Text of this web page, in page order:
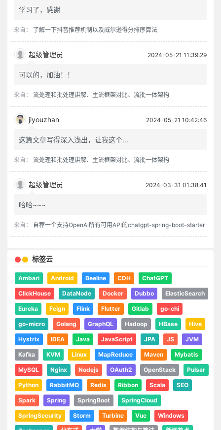
学习了，感谢
来自： 了解一下抖音推荐机制以及威尔逊得分排序算法
超级管理员 2024-05-21 11:39:29
可以的，加油！！
来自： 流处理和批处理讲解、主流框架对比、流批一体架构
jiyouzhan 2024-05-21 10:42:46
这篇文章写得深入浅出，让我这个...
来自： 流处理和批处理讲解、主流框架对比、流批一体架构
超级管理员 2024-03-31 01:38:41
哈哈~~~
来自： 自荐一个支持OpenAi所有可用API的chatgpt-spring-boot-starter
标签云
Ambari Android Beeline CDH ChatGPT
ClickHouse DataNode Docker Dubbo ElasticSearch
Eureka Feign Flink Flutter Gitlab go-chi
go-micro Golang GraphQL Hadoop HBase Hive
Hystrix IDEA Java JavaScript JPA JS JVM
Kafka KVM Linux MapReduce Maven Mybatis
MySQL Nginx Nodejs OAuth2 OpenStack Pulsar
Python RabbitMQ Redis Ribbon Scala SEO
Spark Spring SpringBoot SpringCloud
SpringSecurity Storm Turbine Vue Windows